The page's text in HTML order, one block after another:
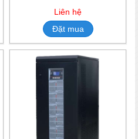
Liên hệ
Đặt mua